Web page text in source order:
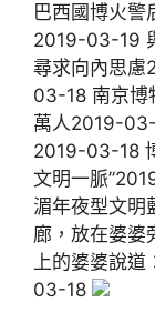
巴西國博火警
2019-03-19
尋求向內思慮
03-18 南京博
萬人2019-
2019-03-18
文明一脈
湄年夜型文明
廊，放在婆婆
上的婆婆說道
03-18